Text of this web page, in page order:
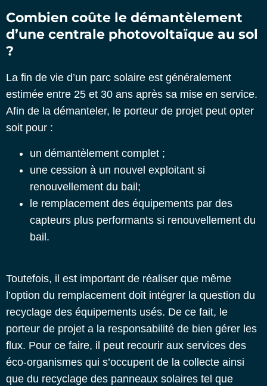
Combien coûte le démantèlement
d’une centrale photovoltaïque au sol
?
La fin de vie d’un parc solaire est généralement
estimée entre 25 et 30 ans après sa mise en service.
Afin de la démanteler, le porteur de projet peut opter
soit pour :
un démantèlement complet ;
une cession à un nouvel exploitant si
renouvellement du bail;
le remplacement des équipements par des
capteurs plus performants si renouvellement du
bail.
Toutefois, il est important de réaliser que même
l’option du remplacement doit intégrer la question du
recyclage des équipements usés. De ce fait, le
porteur de projet a la responsabilité de bien gérer les
flux. Pour ce faire, il peut recourir aux services des
éco-organismes qui s’occupent de la collecte ainsi
que du recyclage des panneaux solaires tel que